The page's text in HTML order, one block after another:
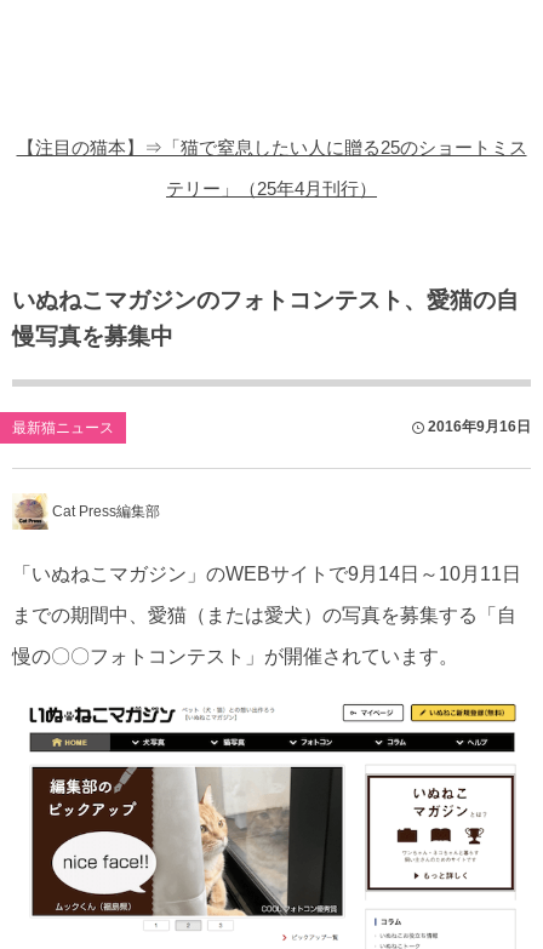
【注目の猫本】⇒「猫で窒息したい人に贈る25のショートミス
テリー」（25年4月刊行）
いぬねこマガジンのフォトコンテスト、愛猫の自
慢写真を募集中
最新猫ニュース 2016年9月16日
Cat Press編集部
「いぬねこマガジン」のWEBサイトで9月14日～10月11日
までの期間中、愛猫（または愛犬）の写真を募集する「自
慢の〇〇フォトコンテスト」が開催されています。
猫のゲーム・アプリ
猫のフリー写真素材